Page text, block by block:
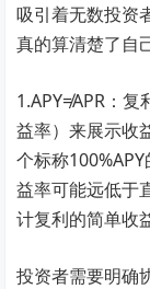
吸引着无数投资
真的算清楚了自
1.APY≠APR：
益率）来展示收
个标称
益率可能远低于
计复利的简单收
投资者需要明确